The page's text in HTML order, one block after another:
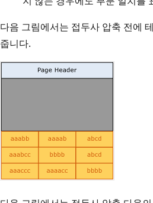
다음 그림에서는 접두사 압축 전에
줍니다.